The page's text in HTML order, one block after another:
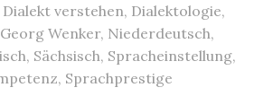
Dialekt verstehen, Dialektologie,
Georg Wenker, Niederdeutsch,
, Sächsisch, Spracheinstellung,
, Sprachprestige